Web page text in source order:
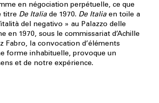
en négociation perpétuelle, ce que
titre De Italia de 1970. De Italia en toile a
del negativo » au Palazzo delle
en 1970, sous le commissariat d’Achille
Fabro, la convocation d’éléments
forme inhabituelle, provoque un
et de notre expérience.